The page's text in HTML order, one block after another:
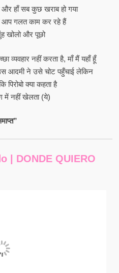
हाँ सब कुछ खराब हो गया
आप गलत काम कर रहे हैं
खोलो और पूछो
व्यवहार नहीं करता है, माँ मैं यहाँ हूँ
आदमी ने उसे चोट पहुँचाई लेकिन
पिरोबो क्या कहता है
में नहीं खेलता (ये)
| DONDE QUIERO